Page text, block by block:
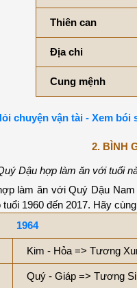
Thiên can
Địa chi
Cung mệnh
chuyện vận tài - Xem
2. BÌNH
Dậu hợp làm ăn với tuổi
làm ăn với Quý Dậu
1960 đến 2017. Hãy
1964
Kim - Hỏa => Tương
Quý - Giáp => Tương